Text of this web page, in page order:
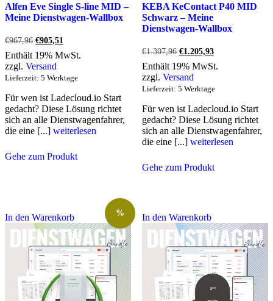
Alfen Eve Single S-line MID –
Meine Dienstwagen-Wallbox
€967,96 Ursprünglicher
Preis
war:
€967,96
€905,51
Preis
ist:
Enthält 19% MwSt.
zzgl. Versand
Lieferzeit: 5 Werktage
Für wen ist Ladecloud.io Start
gedacht? Diese Lösung richtet
sich an alle Dienstwagenfahrer,
die eine [...] weiterlesen
Gehe zum Produkt
KEBA KeContact P40 MID
Schwarz – Meine
Dienstwagen-Wallbox
€1.307,96 Ursprünglicher
Preis
war:
€1.307,96
€1.205,93Aktueller
ist:
Enthält 19% MwSt.
zzgl. Versand
Lieferzeit: 5 Werktage
Für wen ist Ladecloud.io Start
gedacht? Diese Lösung richtet
sich an alle Dienstwagenfahrer,
die eine [...] weiterlesen
Gehe zum Produkt
In den Warenkorb % In den Warenkorb